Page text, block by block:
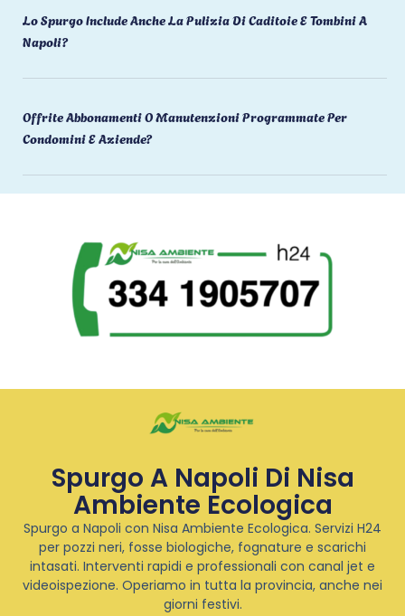
Lo Spurgo Include Anche La Pulizia Di Caditoie E Tombini A
Napoli?
Offrite Abbonamenti O Manutenzioni Programmate Per
Condomini E Aziende?
Spurgo A Napoli Di Nisa
Ambiente Ecologica
Spurgo a Napoli con Nisa Ambiente Ecologica. Servizi H24
per pozzi neri, fosse biologiche, fognature e scarichi
intasati. Interventi rapidi e professionali con canal jet e
videoispezione. Operiamo in tutta la provincia, anche nei
giorni festivi.